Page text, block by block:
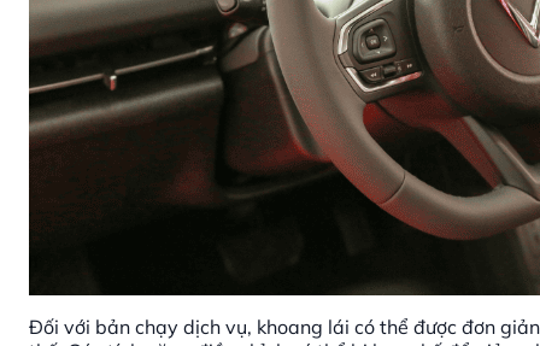
Đối với bản chạy dịch vụ, khoang lái có thể được đơn